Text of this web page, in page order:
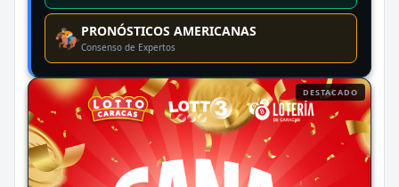
🏇PRONÓSTICOS AMERICANAS
Consenso de Expertos
DESTACADO